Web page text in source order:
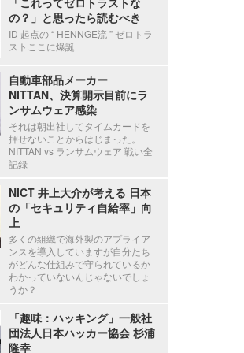
の？」と思ったら読むべき
ID 起点の “ HENNGE流 ” ゼロトラ
ストここに爆誕
自動車部品メーカー
NITTAN、決算開示目前にラ
ンサムウェア感染
それは朝出社してタイムカードを
押せないことからはじまった。
NITTAN vs ランサムウェア 戦い全
記録
NICT 井上大介が考える 日本
の「セキュリティ自給率」向
上
多くの組織で海外製のアプライア
ンスを導入していますが自分たち
がどんな仕組みで守られているか
わかっていないんじゃないでしょ
うか？
「趣味：ハッキング」一般社
団法人日本ハッカー協会 杉浦
隆幸